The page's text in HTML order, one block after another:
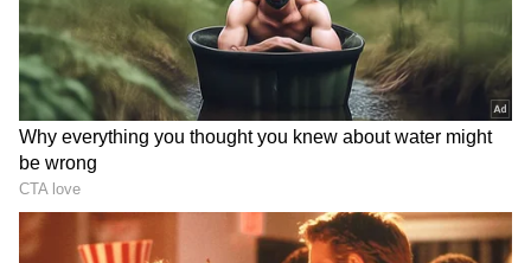
కోట్ల రూపాయలకు పైగా రెమ్యునరేషన్ తీసుకున్నారట. ఇది
ఆయన కెరీర్‌లోనే అత్యధికం. దీనికి ముందు RRR ,గేమ్
ఛేంజర్ సినిమాల కోసం ఆయన 50 కోట్ల వరకూ ఛార్జ్
చేశారని తెలుస్తోంది.
Related Articles